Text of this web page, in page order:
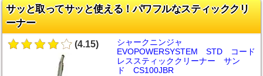
サッと取ってサッと使える！パワフルなスティッククリ
ーナー
(4.15)
シャークニンジャ
EVOPOWERSYSTEM STD コード
レススティッククリーナー サン
ド CS100JBR